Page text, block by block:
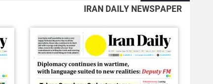
IRAN DAILY NEWSPAPER